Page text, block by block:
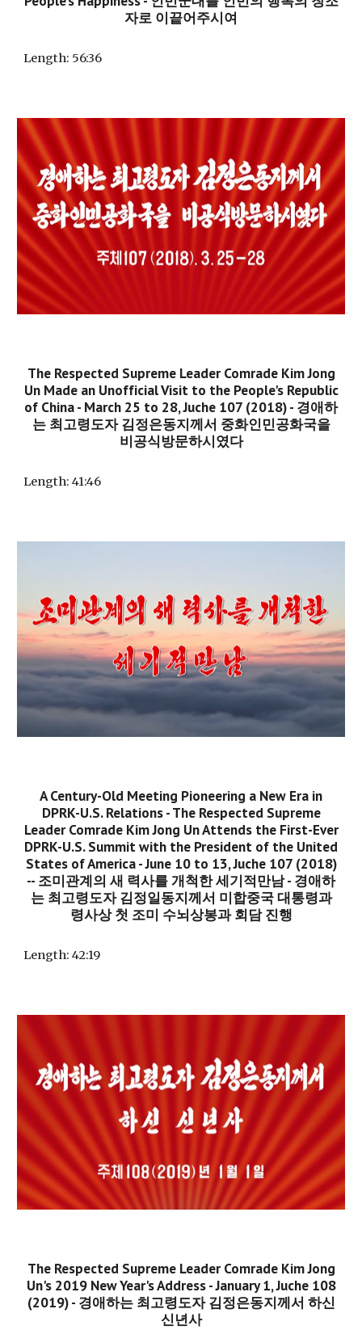
자로 이끝어주시여
Length: 56:36
The Respected Supreme Leader Comrade Kim Jong
Un Made an Unofficial Visit to the People's Republic
of China - March 25 to 28, Juche 107 (2018) - 경애하
는 최고령도자 김정은동지께서 중화인민공화국을
비공식방문하시였다
Length: 41:46
A Century-Old Meeting Pioneering a New Era in
DPRK-U.S. Relations - The Respected Supreme
Leader Comrade Kim Jong Un Attends the First-Ever
DPRK-U.S. Summit with the President of the United
States of America - June 10 to 13, Juche 107 (2018)
-- 조미관계의 새 력사를 개척한 세기적만남 - 경애하
는 최고령도자 김정일동지께서 미합중국 대통령과
령사상 첫 조미 수뇌상봉과 회담 진행
Length:42:19
The Respected Supreme Leader Comrade Kim Jong
Un's 2019 New Year's Address - January 1, Juche 108
(2019) - 경애하는 최고령도자 김정은동지께서 하신
신년사